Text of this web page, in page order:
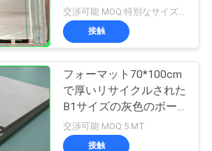
板
交渉可能 MOQ:特別なサイズの共通のサイズ及び10トンのための1トン
接触
フォーマット70*100cm
で厚いリサイクルされた
B1サイズの灰色のボー
ル紙 シート1.9mm
2.5mm
交渉可能 MOQ:5 MT
接触